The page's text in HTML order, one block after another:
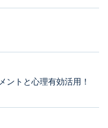
ントと心理有効活用！